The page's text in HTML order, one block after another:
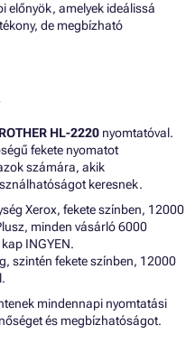
előnyök, amelyek ideálissá
de megbízható
HL-2220 nyomtatóval.
fekete nyomatot
számára, akik
keresnek.
Xerox, fekete színben, 12000
minden vásárló 6000
INGYEN.
szintén fekete színben, 12000
mindennapi nyomtatási
és megbízhatóságot.